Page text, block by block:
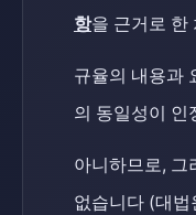
항을 근거로 한
규율의 내용과
의 동일성이 인
아니하므로, 그
없습니다 (대법